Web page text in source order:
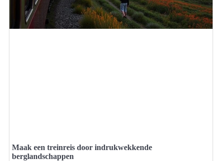
Maak een treinreis door indrukwekkende
berglandschappen